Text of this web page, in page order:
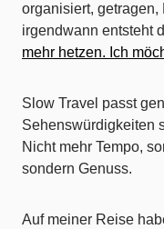
organisiert, getragen,
irgendwann entsteht
mehr hetzen. Ich
Slow Travel passt
Sehenswürdigkeiten
Nicht mehr Tempo,
sondern Genuss.
Auf meiner Reise